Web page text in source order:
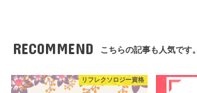
RECOMMEND こちらの記事も人気です。
リフレクソロジー資格